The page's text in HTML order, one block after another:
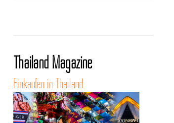
Thailand Magazine
Einkaufen in Thailand